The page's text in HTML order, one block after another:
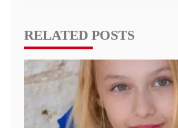
RELATED POSTS